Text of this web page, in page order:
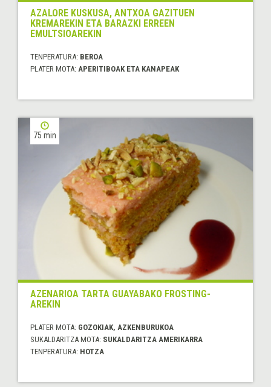
AZALORE KUSKUSA, ANTXOA GAZITUEN
KREMAREKIN ETA BARAZKI ERREEN
EMULTSIOAREKIN
TENPERATURA: BEROA
PLATER MOTA: APERITIBOAK ETA KANAPEAK
75 min
AZENARIOA TARTA GUAYABAKO FROSTING-
AREKIN
PLATER MOTA: GOZOKIAK, AZKENBURUKOA
SUKALDARITZA MOTA: SUKALDARITZA AMERIKARRA
TENPERATURA: HOTZA